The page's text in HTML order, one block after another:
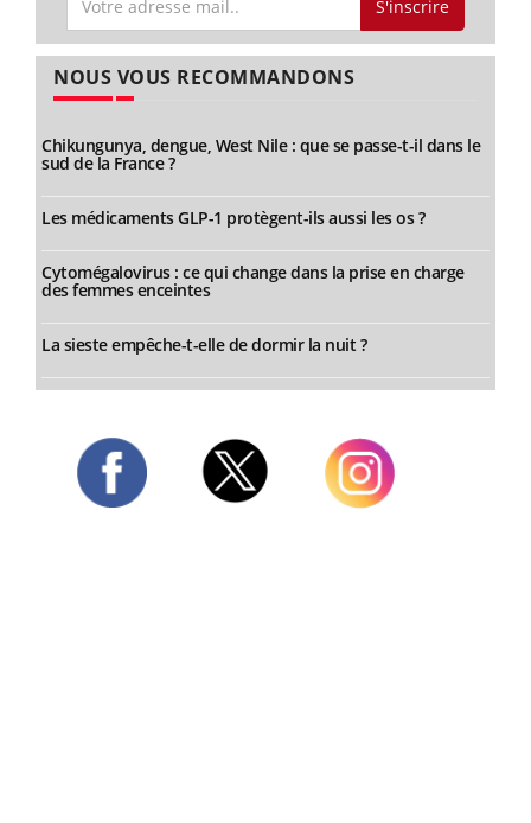
S'inscrire
NOUS VOUS RECOMMANDONS
Chikungunya, dengue, West Nile : que se passe-t-il dans le
sud de la France ?
Les médicaments GLP-1 protègent-ils aussi les os ?
Cytomégalovirus : ce qui change dans la prise en charge
des femmes enceintes
La sieste empêche-t-elle de dormir la nuit ?